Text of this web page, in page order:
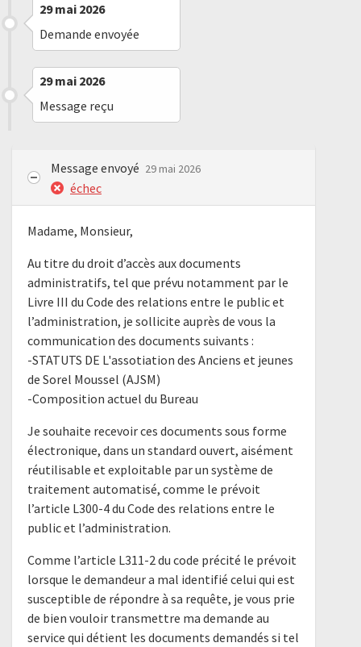
29 mai 2026
Demande envoyée
29 mai 2026
Message reçu
Message envoyé 29 mai 2026
échec
Madame, Monsieur,
Au titre du droit d’accès aux documents
administratifs, tel que prévu notamment par le
Livre III du Code des relations entre le public et
l’administration, je sollicite auprès de vous la
communication des documents suivants :
-STATUTS DE L'assotiation des Anciens et jeunes
de Sorel Moussel (AJSM)
-Composition actuel du Bureau
Je souhaite recevoir ces documents sous forme
électronique, dans un standard ouvert, aisément
réutilisable et exploitable par un système de
traitement automatisé, comme le prévoit
l’article L300-4 du Code des relations entre le
public et l’administration.
Comme l’article L311-2 du code précité le prévoit
lorsque le demandeur a mal identifié celui qui est
susceptible de répondre à sa requête, je vous prie
de bien vouloir transmettre ma demande au
service qui détient les documents demandés si tel